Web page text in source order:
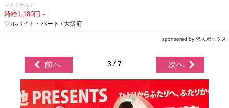
マクドナルド
時給1,180円～
アルバイト・パート / 大阪府
sponsored by 求人ボックス
前へ 3 / 7 次へ